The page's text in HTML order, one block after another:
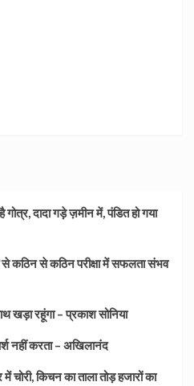
गोत्र, दादा गड़े ज़मीन में, पंडित हो गया
से कठिन से कठिन परीक्षा में सफलता संभव
खड़ा रहूंगा – प्रकाश सोनिया
नहीं करता – अखिलानंद
चोरी, किचन का ताला तोड़ हजारों का